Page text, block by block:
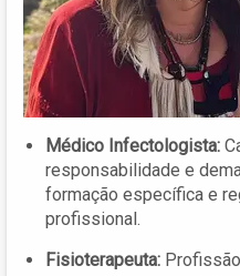
Médico Infectologista:
responsabilidade e
formação específica e
profissional.
Fisioterapeuta: